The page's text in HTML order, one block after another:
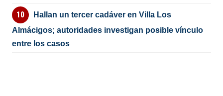
Hallan un tercer cadáver en Villa Los
Almácigos; autoridades investigan posible vínculo
entre los casos